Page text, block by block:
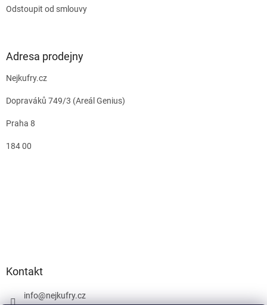
Odstoupit od smlouvy
Adresa prodejny
Nejkufry.cz
Dopraváků 749/3 (Areál Genius)
Praha 8
184 00
Kontakt
info@nejkufry.cz